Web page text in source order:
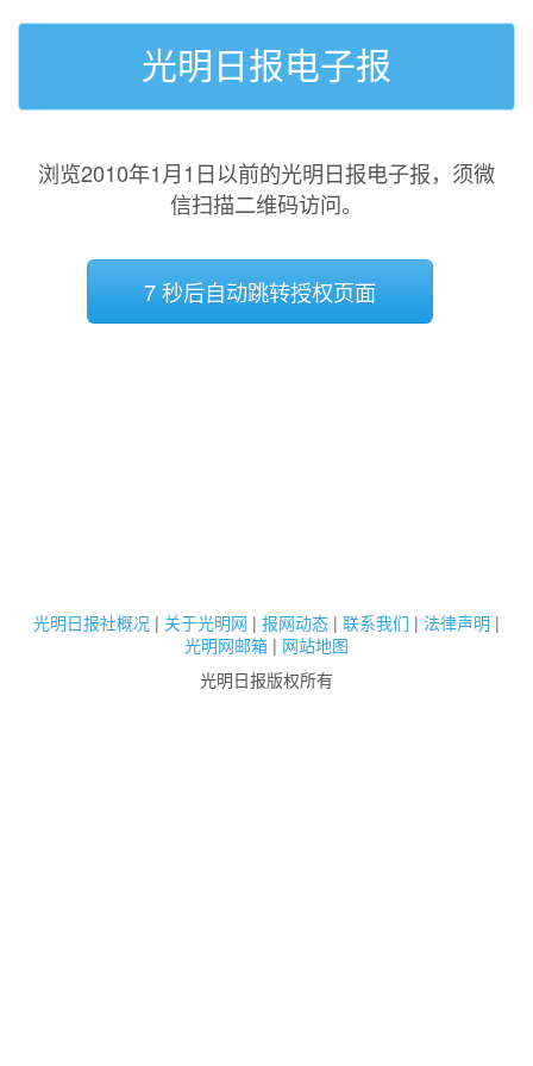
光明日报电子报
浏览2010年1月1日以前的光明日报电子报，须微
信扫描二维码访问。
7 秒后自动跳转授权页面
光明日报社概况 | 关于光明网 | 报网动态 | 联系我们 | 法律声明 |
光明网邮箱 | 网站地图
光明日报版权所有